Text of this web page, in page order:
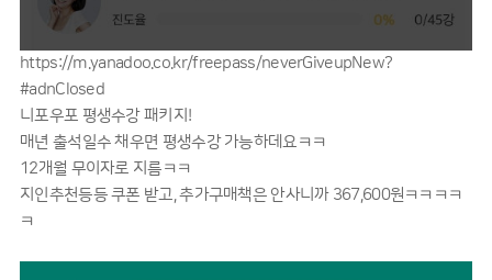
https://m.yanadoo.co.kr/freepass/neverGiveupNew?
#adnClosed
니포우포 평생수강 패키지!
매년 출석일수 채우면 평생수강 가능하데요ㅋㅋ
12개월 무이자로 지름ㅋㅋ
지인추천등등 쿠폰 받고, 추가구매책은 안사니까 367,600원ㅋㅋㅋㅋ
ㅋ